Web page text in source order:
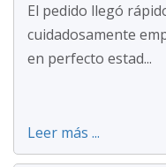
El pedido llegó
cuidadosamente
en perfecto estad...
Leer más ...